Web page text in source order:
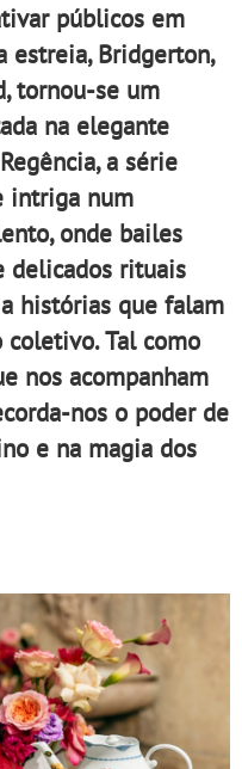
públicos em
estreia, Bridgerton,
tornou-se um
na elegante
a série
intriga num
onde bailes
delicados rituais
histórias que falam
Tal como
nos acompanham
nos o poder de
e na magia dos